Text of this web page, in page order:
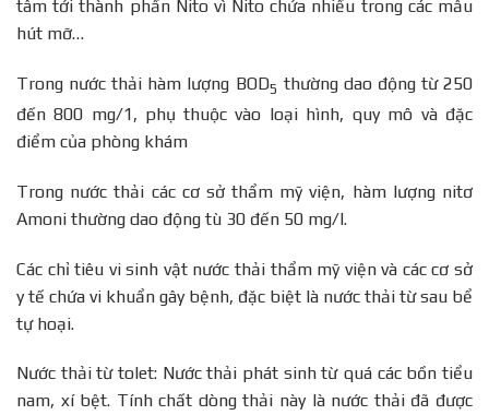
tâm tới thành phần Nito vì Nito chứa nhiều trong các mẫu
hút mỡ…
Trong nước thải hàm lượng BOD5 thường dao động từ 250
đến 800 mg/1, phụ thuộc vào loại hình, quy mô và đặc
điểm của phòng khám
Trong nước thải các cơ sở thẩm mỹ viện, hàm lượng nitơ
Amoni thường dao động tù 30 đến 50 mg/l.
Các chỉ tiêu vi sinh vật nước thải thẩm mỹ viện và các cơ sở
y tế chứa vi khuẩn gây bệnh, đặc biệt là nước thải từ sau bể
tự hoại.
Nước thải từ tolet: Nước thải phát sinh từ quá các bồn tiểu
nam, xí bệt. Tính chất dòng thải này là nước thải đã được